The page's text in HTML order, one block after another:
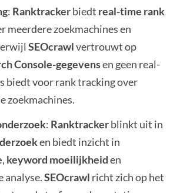
: Ranktrackerbiedt real-time rank
meerdere zoekmachines en
SEOcrawlvertrouwt op
Console-gegevensen geen real-
biedt voor rank tracking over
zoekmachines.
: Ranktrackerblinkt uit in
en biedt inzicht in
, keyword moeilijkheiden
analyse.SEOcrawl richt zich op het